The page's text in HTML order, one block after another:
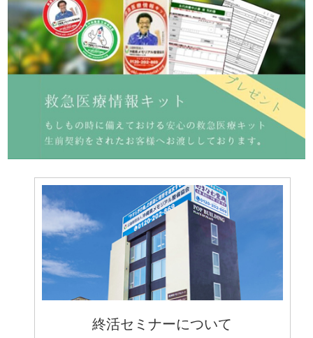
終活セミナーについて